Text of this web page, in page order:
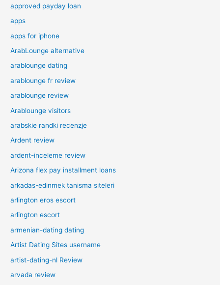
approved payday loan
apps
apps for iphone
ArabLounge alternative
arablounge dating
arablounge fr review
arablounge review
Arablounge visitors
arabskie randki recenzje
Ardent review
ardent-inceleme review
Arizona flex pay installment loans
arkadas-edinmek tanisma siteleri
arlington eros escort
arlington escort
armenian-dating dating
Artist Dating Sites username
artist-dating-nl Review
arvada review